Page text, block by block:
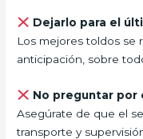
Dejarlo para el
Los mejores toldos se
anticipación, sobre
No preguntar por
Asegúrate de que el
transporte y